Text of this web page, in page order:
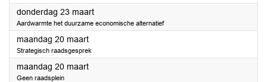
donderdag 23 maart2023
Aardwarmte het duurzame economische alternatief
maandag 20 maart2023
Strategisch raadsgesprek
maandag 20 maart2023
Geen raadsplein